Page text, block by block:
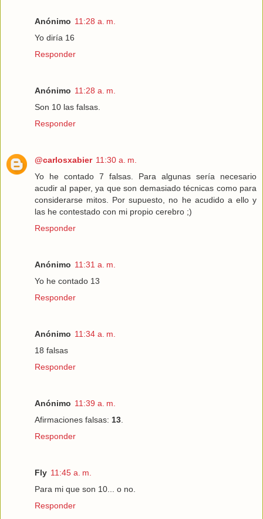
Anónimo 11:28 a. m.
Yo diría 16
Responder
Anónimo 11:28 a. m.
Son 10 las falsas.
Responder
@carlosxabier 11:30 a. m.
Yo he contado 7 falsas. Para algunas sería necesario
acudir al paper, ya que son demasiado técnicas como para
considerarse mitos. Por supuesto, no he acudido a ello y
las he contestado con mi propio cerebro ;)
Responder
Anónimo 11:31 a. m.
Yo he contado 13
Responder
Anónimo 11:34 a. m.
18 falsas
Responder
Anónimo 11:39 a. m.
Afirmaciones falsas: 13.
Responder
Fly 11:45 a. m.
Para mi que son 10... o no.
Responder